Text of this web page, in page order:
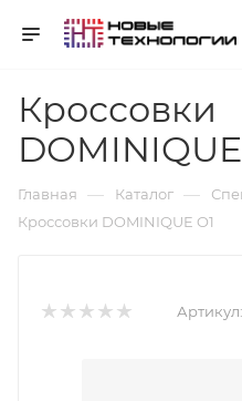
Кроссовки
DOMINIQUE
Главная — Каталог —
Кроссовки DOMINIQUE O1
Артикул: